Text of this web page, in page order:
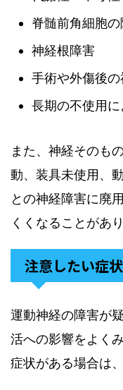
脊髄前角細胞
神経根障害
手術や外傷後
長期の不使用
また、神経そのも
動、装具未使用、
との神経障害に廃
くくなることがあり
注意したい症状
運動神経の障害が
活への影響をよく
症状がある場合は